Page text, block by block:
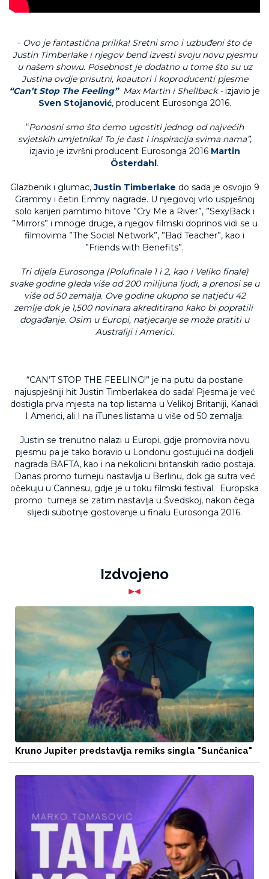
- Ovo je fantastična prilika! Sretni smo i uzbuđeni što će
Justin Timberlake i njegov bend izvesti svoju novu pjesmu
u našem showu. Posebnost je dodatno u tome što su uz
Justina ovdje prisutni, koautori i koproducenti pjesme
“Can’t Stop The Feeling”Max Martin i Shellback -izjavio je
Sven Stojanović, producent Eurosonga 2016.
“Ponosni smo što ćemo ugostiti jednog od najvećih
svjetskih umjetnika! To je čast i inspiracija svima nama”,
izjavio je izvršni producent Eurosonga 2016 Martin
Österdahl.
Glazbenik i glumac,Justin Timberlake do sada je osvojio 9
Grammy i četiri Emmy nagrade. U njegovoj vrlo uspješnoj
solo karijeri pamtimo hitove ”Cry Me a River”, ”SexyBack i
”Mirrors” i mnoge druge, a njegov filmski doprinos vidi se u
filmovima ”The Social Network”, ”Bad Teacher”, kao i
”Friends with Benefits”.
Tri dijela Eurosonga (Polufinale 1 i 2, kao i Veliko finale)
svake godine gleda više od 200 milijuna ljudi, a prenosi se u
više od 50 zemalja. Ove godine ukupno se natječu 42
zemlje dok je 1,500 novinara akreditirano kako bi popratili
događanje. Osim u Europi, natjecanje se može pratiti u
Australiji i Americi.
“CAN’T STOP THE FEELING!” je na putu da postane
najuspješniji hit Justin Timberlakea do sada! Pjesma je već
dostigla prva mjesta na top listama u Velikoj Britaniji, Kanadi
I Americi, ali I na iTunes listama u više od 50 zemalja.
Justin se trenutno nalazi u Europi, gdje promovira novu
pjesmu pa je tako boravio u Londonu gostujući na dodjeli
nagrada BAFTA, kao i na nekolicini britanskih radio postaja.
Danas promo turneju nastavlja u Berlinu, dok ga sutra već
očekuju u Cannesu, gdje je u toku filmski festival. Europska
promo turneja se zatim nastavlja u Švedskoj, nakon čega
slijedi subotnje gostovanje u finalu Eurosonga 2016.
Izdvojeno
Kruno Jupiter predstavlja remiks singla "Sunčanica"